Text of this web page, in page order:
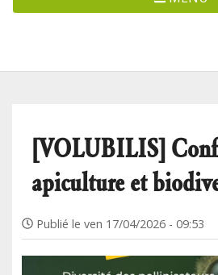
[VOLUBILIS]
apiculture et
Publié le ven 17/04/2026 - 09:53